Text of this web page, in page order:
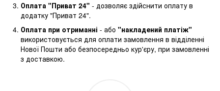
Оплата "Приват 24" - дозволяє здійснити оплату в
додатку "Приват 24".
Оплата при отриманні - або "накладений платіж"
використовується для оплати замовлення в відділенні
Нової Пошти або безпосередньо кур'єру, при замовленні
з доставкою.